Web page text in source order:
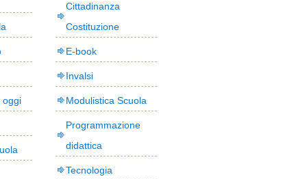
oggi
Cittadinanza
Costituzione
E-book
Invalsi
Modulistica Scuola
Programmazione
didattica
Tecnologia